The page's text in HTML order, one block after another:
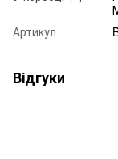
Артикул
Відгуки